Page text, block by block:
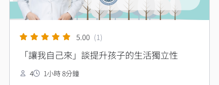
5.00 (1)
「讓我自己來」談提升孩子的生活獨立性
4 1小時 8分鐘